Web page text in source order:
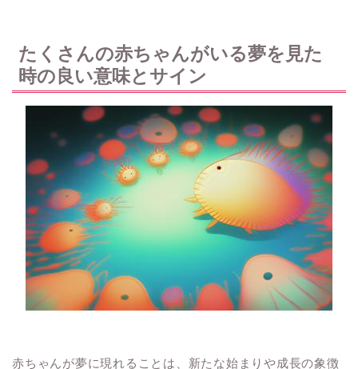
たくさんの赤ちゃんがいる夢を見た
時の良い意味とサイン
赤ちゃんが夢に現れることは、新たな始まりや成長の象徴